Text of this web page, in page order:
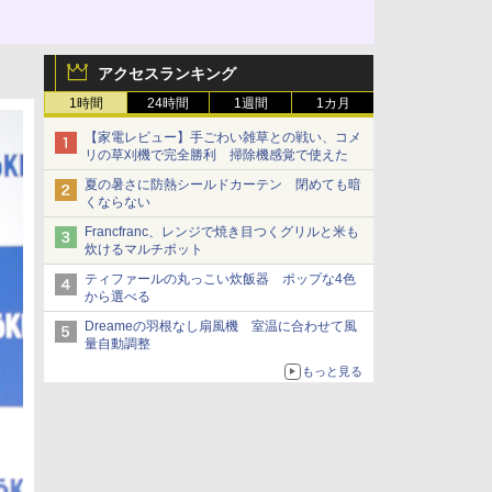
アクセスランキング
1時間 24時間 1週間 1カ月
【家電レビュー】手ごわい雑草との戦い、コメ
リの草刈機で完全勝利 掃除機感覚で使えた
夏の暑さに防熱シールドカーテン 閉めても暗
くならない
Francfranc、レンジで焼き目つくグリルと米も
炊けるマルチポット
ティファールの丸っこい炊飯器 ポップな4色
から選べる
Dreameの羽根なし扇風機 室温に合わせて風
量自動調整
もっと見る